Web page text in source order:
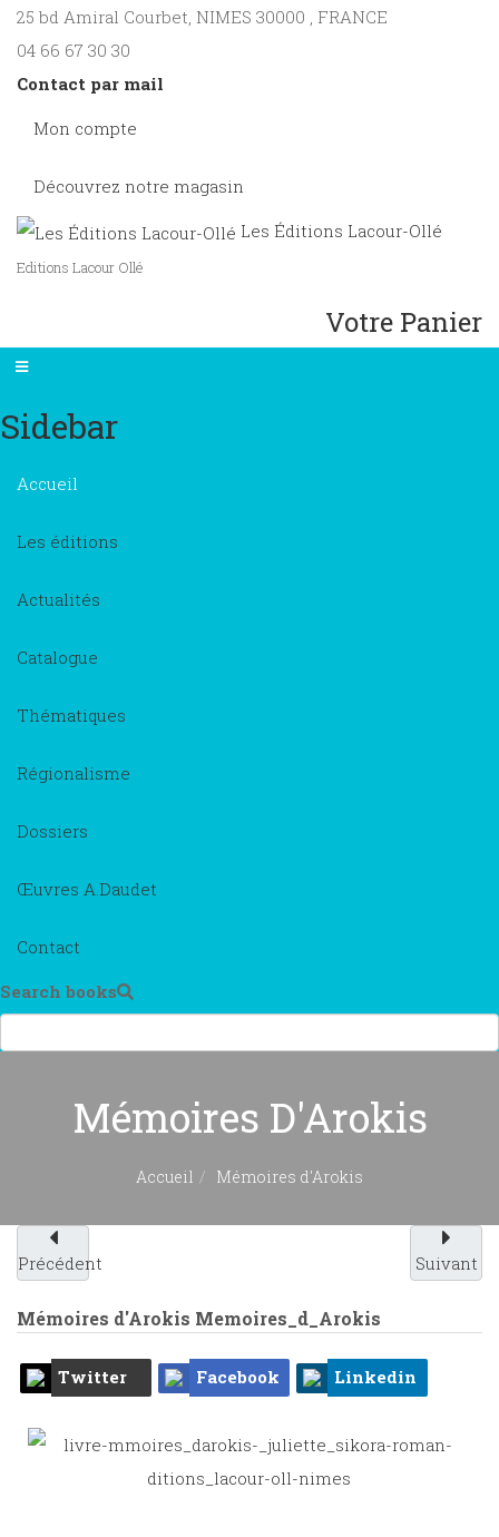
25 bd Amiral Courbet, NIMES 30000 , FRANCE
04 66 67 30 30
Contact par mail
Mon compte
Découvrez notre magasin
Les Éditions Lacour-Ollé
Editions Lacour Ollé
Votre Panier
Sidebar
Accueil
Les éditions
Actualités
Catalogue
Thématiques
Régionalisme
Dossiers
Œuvres A.Daudet
Contact
Search books
Mémoires D'Arokis
Accueil Mémoires d'Arokis
Précédent Suivant
Mémoires d'Arokis Memoires_d_Arokis
Twitter Facebook Linkedin